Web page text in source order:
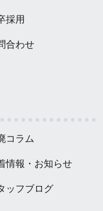
採用
合わせ
コラム
情報・お知らせ
ッフブログ